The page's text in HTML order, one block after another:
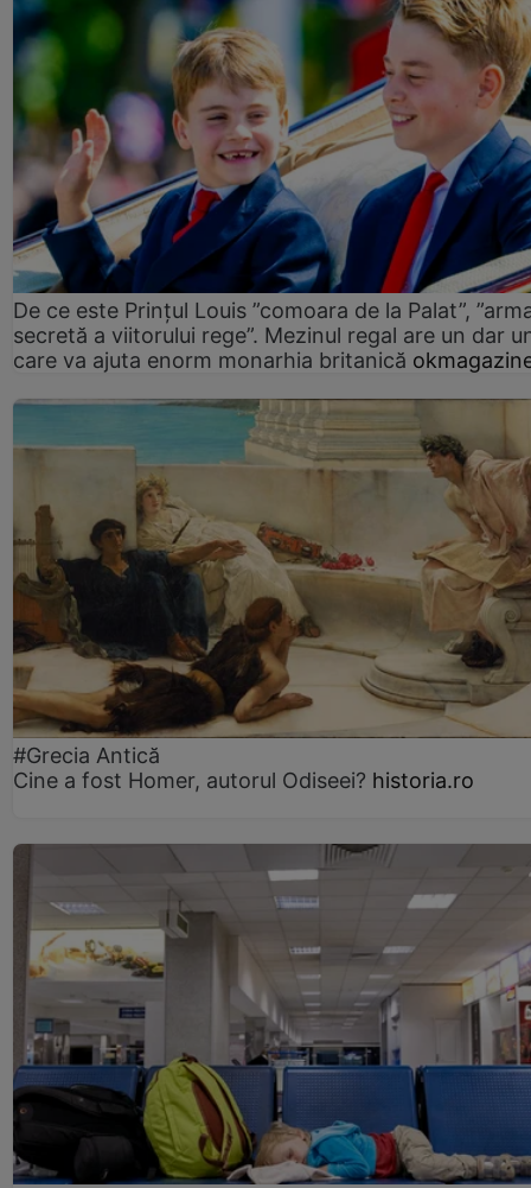
De ce este Prințul Louis ”comoara de la Palat”,
secretă a viitorului rege”. Mezinul regal are un dar
care va ajuta enorm monarhia britanică
#Grecia Antică
Cine a fost Homer, autorul Odiseei? historia.ro